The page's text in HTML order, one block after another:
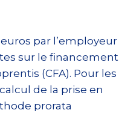
par l’employeur
sur le financement
(CFA). Pour les
de la prise en
prorata